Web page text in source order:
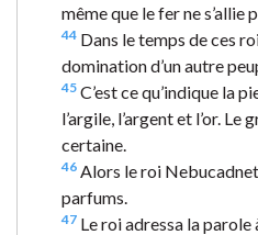
même que le fer ne s’allie
44 Dans le temps de ces
domination d’un autre
45 C’est ce qu’indique la
l’argile, l’argent et l’or.
certaine.
46 Alors le roi
parfums.
47 Le roi adressa la parole